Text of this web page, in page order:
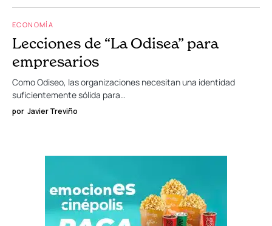
ECONOMÍA
Lecciones de “La Odisea” para
empresarios
Como Odiseo, las organizaciones necesitan una identidad
suficientemente sólida para…
por Javier Treviño